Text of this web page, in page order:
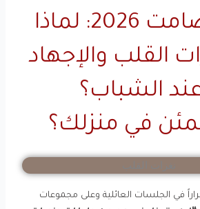
القاتل الصامت 2026: لماذا
القلب والإجهاد
الشباب؟
في منزلك؟
في الجلسات العائلية وعلى مجموعات